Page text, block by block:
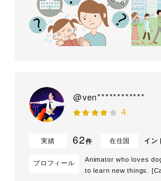
画ディレクションにて
ッセイコミック「乳が
たしもおっぱいも元気
会社)。電子...
@ven************
4
実績 62件 在住国 イン
プロフィール
Animator who loves
to learn new things.